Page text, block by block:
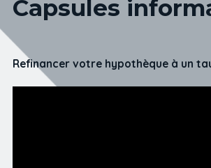
Capsules
Refinancer votre hypothèque à un